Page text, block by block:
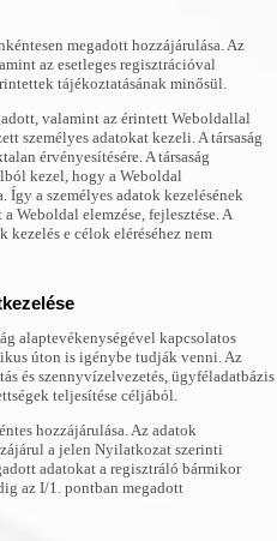
megadott hozzájárulása. Az
az esetleges regisztrációval
tájékoztatásának minősül.
valamint az érintett Weboldallal
személyes adatokat kezeli. A társaság
érvényesítésére. A társaság
kezel, hogy a Weboldal
a személyes adatok kezelésének
Weboldal elemzése, fejlesztése. A
kezelés e célok eléréséhez nem
alaptevékenységével kapcsolatos
úton is igénybe tudják venni. Az
és szennyvízelvezetés, ügyféladatbázis
teljesítése céljából.
hozzájárulása. Az adatok
a jelen Nyilatkozat szerinti
adatokat a regisztráló bármikor
az I/1. pontban megadott